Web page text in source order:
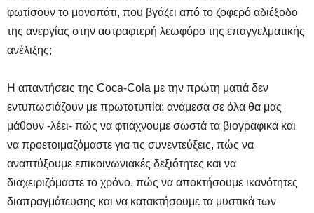
φωτίσουν το μονοπάτι, που βγάζει από το ζοφερό αδιέξοδο
της ανεργίας στην αστραφτερή λεωφόρο της επαγγελματικής
ανέλιξης;
Η απαντήσεις της Coca-Cola με την πρώτη ματιά δεν
εντυπωσιάζουν με πρωτοτυπία: ανάμεσα σε όλα θα μας
μάθουν -λέει- πώς να φτιάχνουμε σωστά τα βιογραφικά και
να προετοιμαζόμαστε για τις συνεντεύξεις, πώς να
αναπτύξουμε επικοινωνιακές δεξιότητες και να
διαχειριζόμαστε το χρόνο, πώς να αποκτήσουμε ικανότητες
διαπραγμάτευσης και να κατακτήσουμε τα μυστικά των